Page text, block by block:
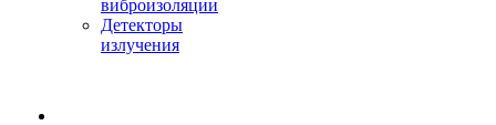
виброизоляции
Детекторы
излучения